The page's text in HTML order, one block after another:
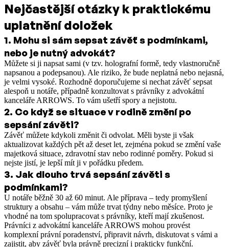
Nejčastější otázky k praktickému
uplatnění doložek
1. Mohu si sám sepsat závěť s podmínkami,
nebo je nutný advokát?
Můžete si ji napsat sami (v tzv. holografní formě, tedy vlastnoručně
napsanou a podepsanou). Ale riziko, že bude neplatná nebo nejasná,
je velmi vysoké. Rozhodně doporučujeme si nechat závěť sepsat
alespoň u notáře, případně konzultovat s právníky z advokátní
kanceláře ARROWS. To vám ušetří spory a nejistotu.
2. Co když se situace v rodině změní po
sepsání závěti?
Závěť můžete kdykoli změnit či odvolat. Měli byste ji však
aktualizovat každých pět až deset let, zejména pokud se změní vaše
majetková situace, zdravotní stav nebo rodinné poměry. Pokud si
nejste jistí, je lepší mít ji v pořádku předem.
3. Jak dlouho trvá sepsání závěti s
podmínkami?
U notáře běžně 30 až 60 minut. Ale příprava – tedy promyšlení
struktury a obsahu – vám může trvat týdny nebo měsíce. Proto je
vhodné na tom spolupracovat s právníky, kteří mají zkušenost.
Právníci z advokátní kanceláře ARROWS mohou provést
komplexní právní poradenství, připravit návrh, diskutovat s vámi a
zajistit, aby závěť byla právně precizní i prakticky funkční.